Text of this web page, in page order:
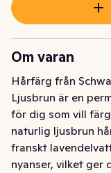
Om varan
Hårfärg från
Ljusbrun är en
för dig som vill
naturlig ljusbrun
franskt
nyanser, vilket ger